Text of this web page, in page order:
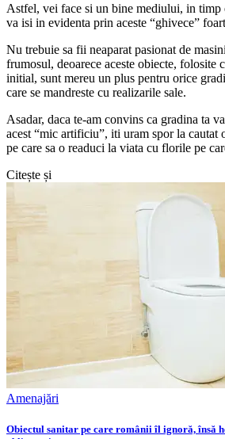
Astfel, vei face si un bine mediului, in timp
va isi in evidenta prin aceste “ghivece”
Nu trebuie sa fii neaparat pasionat de
frumosul, deoarece aceste obiecte, folosite
initial, sunt mereu un plus pentru orice
care se mandreste cu realizarile sale.
Asadar, daca te-am convins ca gradina ta
acest “mic artificiu”, iti uram spor la cautat
pe care sa o readuci la viata cu florile pe
Citește și
Amenajări
Obiectul sanitar pe care românii îl ignoră, însă